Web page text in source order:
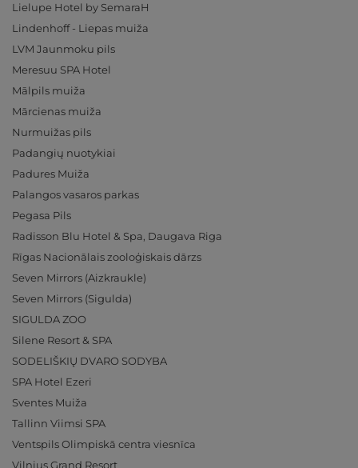
Lielupe Hotel by SemaraH
Lindenhoff - Liepas muiža
LVM Jaunmoku pils
Meresuu SPA Hotel
Mālpils muiža
Mārcienas muiža
Nurmuižas pils
Padangių nuotykiai
Padures Muiža
Palangos vasaros parkas
Pegasa Pils
Radisson Blu Hotel & Spa, Daugava Riga
Rīgas Nacionālais zooloģiskais dārzs
Seven Mirrors (Aizkraukle)
Seven Mirrors (Sigulda)
SIGULDA ZOO
Silene Resort & SPA
SODELIŠKIŲ DVARO SODYBA
SPA Hotel Ezeri
Sventes Muiža
Tallinn Viimsi SPA
Ventspils Olimpiskā centra viesnīca
Vilnius Grand Resort